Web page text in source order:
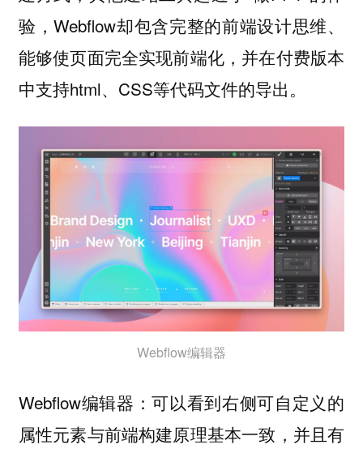
验，Webflow却包含完整的前端设计思维、
能够使页面完全实现前端化，并在付费版本
中支持html、CSS等代码文件的导出。
Webflow编辑器
Webflow编辑器：可以看到右侧可自定义的
属性元素与前端构建原理基本一致，并且有